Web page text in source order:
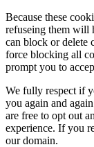
Because these
refuseing them will
can block or delete
force blocking all
prompt you to
We fully respect if
you again and
are free to opt out
experience. If you
our domain.